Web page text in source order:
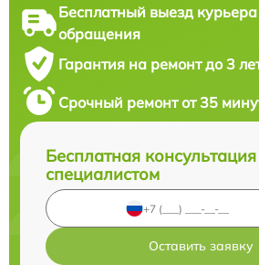
Бесплатный выезд
обращения
Гарантия на ремонт до 3
Срочный ремонт от 35
Бесплатная
специалистом
Оставить заявку